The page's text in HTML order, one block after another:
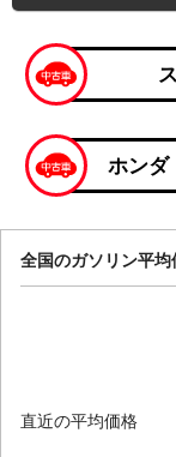
ホンダ
全国のガソリン平均
直近の平均価格